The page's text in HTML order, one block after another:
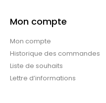
Mon compte
Mon compte
Historique des commandes
Liste de souhaits
Lettre d’informations